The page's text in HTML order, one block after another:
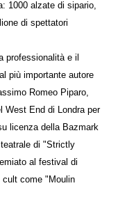
1000 alzate di sipario,
di spettatori
professionalità e il
più importante autore
Romeo Piparo,
West End di Londra per
licenza della Bazmark
di "Strictly
al festival di
cult come "Moulin